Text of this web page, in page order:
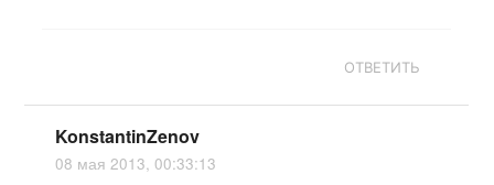
ОТВЕТИТЬ
KonstantinZenov
08 мая 2013, 00:33:13